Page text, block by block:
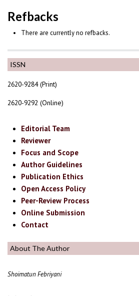
ISSN
2620-9284 (Print)
2620-9292 (Online)
Editorial Team
Reviewer
Focus and Scope
Author Guidelines
Publication Ethics
Open Access Policy
Peer-Review Process
Online Submission
Contact
About The Author
Shoimatun Febriyani
Refbacks
There are currently no refbacks.